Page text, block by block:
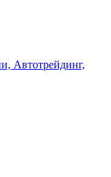
Автотрейдинг,